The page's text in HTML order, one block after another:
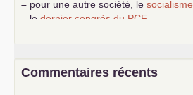
– pour une autre société, le socialisme
le dernier congrès du PCF
science sociale de notre temps
Commentaires récents